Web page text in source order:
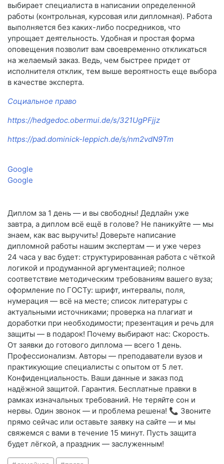
выбирает специалиста в написании определенной
работы (контрольная, курсовая или дипломная). Работа
выполняется без каких-либо посредников, что
упрощает деятельность. Удобная и простая форма
оповещения позволит вам своевременно откликаться
на желаемый заказ. Ведь, чем быстрее придет от
исполнителя отклик, тем выше вероятность еще выбора
в качестве эксперта.
Социальное право
https://hedgedoc.obermui.de/s/321UgPFjjz
https://pad.dominick-leppich.de/s/nm2vdN9Tm
Google
Google
Диплом за 1 день — и вы свободны! Дедлайн уже
завтра, а диплом всё ещё в голове? Не паникуйте — мы
знаем, как вас выручить! Доверьте написание
дипломной работы нашим экспертам — и уже через
24 часа у вас будет: структурированная работа с чёткой
логикой и продуманной аргументацией; полное
соответствие методическим требованиям вашего вуза;
оформление по ГОСТу: шрифт, интервалы, поля,
нумерация — всё на месте; список литературы с
актуальными источниками; проверка на плагиат и
доработки при необходимости; презентация и речь для
защиты — в подарок! Почему выбирают нас: Скорость.
От заявки до готового диплома — всего 1 день.
Профессионализм. Авторы — преподаватели вузов и
практикующие специалисты с опытом от 5 лет.
Конфиденциальность. Ваши данные и заказ под
надёжной защитой. Гарантия. Бесплатные правки в
рамках изначальных требований. Не теряйте сон и
нервы. Один звонок — и проблема решена! 📞 Звоните
прямо сейчас или оставьте заявку на сайте — и мы
свяжемся с вами в течение 15 минут. Пусть защита
будет лёгкой, а праздник — заслуженным!